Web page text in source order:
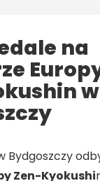
na
w
Bydgoszczy
Zen-Kyokushi